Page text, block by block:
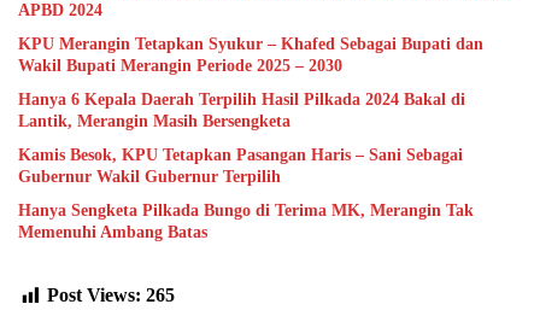
APBD 2024
KPU Merangin Tetapkan Syukur – Khafed Sebagai Bupati dan
Wakil Bupati Merangin Periode 2025 – 2030
Hanya 6 Kepala Daerah Terpilih Hasil Pilkada 2024 Bakal di
Lantik, Merangin Masih Bersengketa
Kamis Besok, KPU Tetapkan Pasangan Haris – Sani Sebagai
Gubernur Wakil Gubernur Terpilih
Hanya Sengketa Pilkada Bungo di Terima MK, Merangin Tak
Memenuhi Ambang Batas
Post Views: 265